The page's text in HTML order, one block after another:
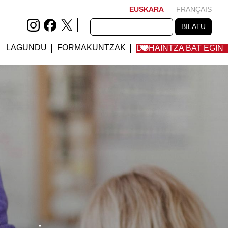
EUSKARA FRANÇAIS
BILATU BILATU
LAGUNDU FORMAKUNTZAK DOHAINTZA BAT EGIN